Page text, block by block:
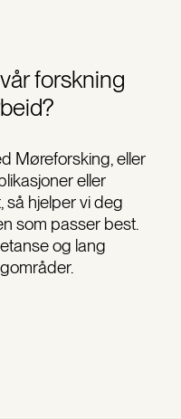
forskning
Møreforsking, eller
eller
så hjelper vi deg
som passer best.
og lang